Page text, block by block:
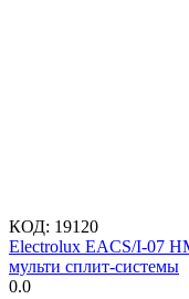
КОД: 19120
Electrolux EACS/I-07
мульти сплит-системы
0.0